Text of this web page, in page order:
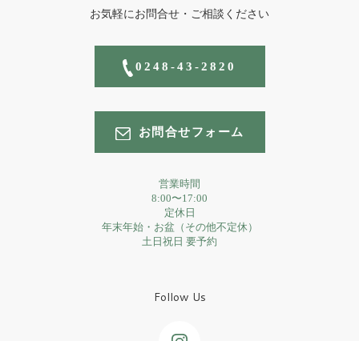
お気軽にお問合せ・ご相談ください
0248-43-2820
お問合せフォーム
営業時間
8:00〜17:00
定休日
年末年始・お盆（その他不定休）
土日祝日 要予約
Follow Us